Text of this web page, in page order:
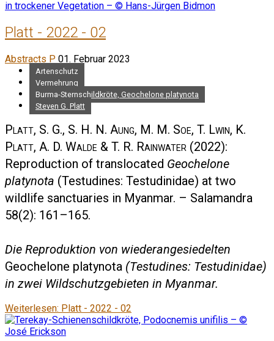
Platt - 2022 - 02
Abstracts P 01. Februar 2023
Artenschutz
Vermehrung
Burma-Sternschildkröte, Geochelone platynota
Steven G. Platt
Platt, S. G., S. H. N. Aung, M. M. Soe, T. Lwin, K.
Platt, A. D. Walde & T. R. Rainwater (2022):
Reproduction of translocated Geochelone
platynota (Testudines: Testudinidae) at two
wildlife sanctuaries in Myanmar. – Salamandra
58(2): 161–165.
Die Reproduktion von wiederangesiedelten
Geochelone platynota (Testudines: Testudinidae)
in zwei Wildschutzgebieten in Myanmar.
Weiterlesen: Platt - 2022 - 02